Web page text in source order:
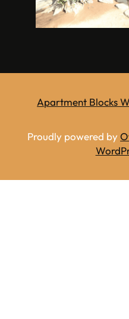
Apartment Blocks
Proudly powered by